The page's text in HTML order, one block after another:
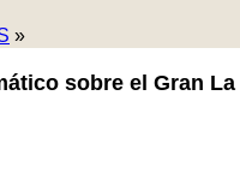
»
sobre el Gran La